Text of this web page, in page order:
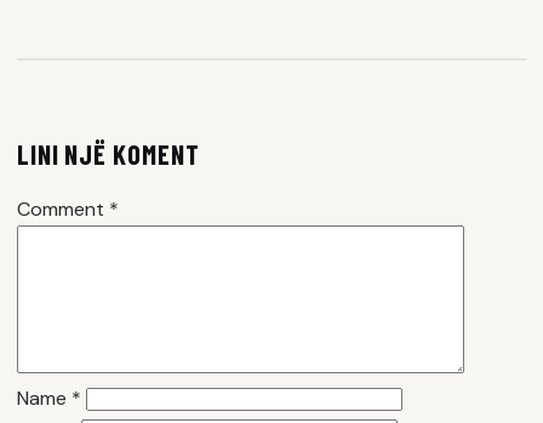
LINI NJË KOMENT
Comment *
Name *